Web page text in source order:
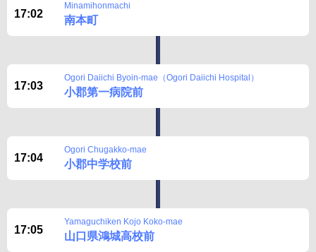
BUSit User's Guide
Disclaimer
17:02
Minamihonmachi
南本町
17:03
Ogori Daiichi Byoin-mae（Ogori Daiichi Hospital）
小郡第一病院前
17:04
Ogori Chugakko-mae
小郡中学校前
17:05
Yamaguchiken Kojo Koko-mae
山口県鴻城高校前